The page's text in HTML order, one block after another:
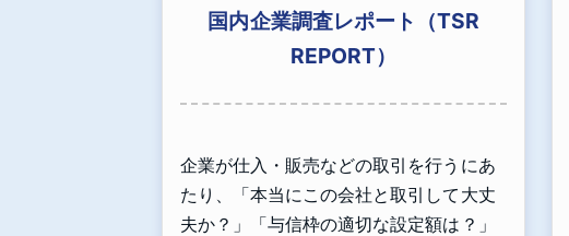
国内企業調査レポート（TSR
REPORT）
企業が仕入・販売などの取引を行うにあ
たり、「本当にこの会社と取引して大丈
夫か？」「与信枠の適切な設定額は？」